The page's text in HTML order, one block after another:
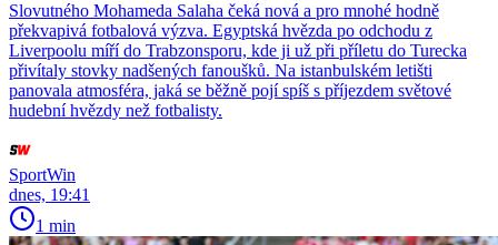
Slovutného Mohameda Salaha čeká nová a pro mnohé hodně
překvapivá fotbalová výzva. Egyptská hvězda po odchodu z
Liverpoolu míří do Trabzonsporu, kde ji už při příletu do Turecka
přivítaly stovky nadšených fanoušků. Na istanbulském letišti
panovala atmosféra, jaká se běžně pojí spíš s příjezdem světové
hudební hvězdy než fotbalisty.
SportWin
dnes, 19:41
1 min